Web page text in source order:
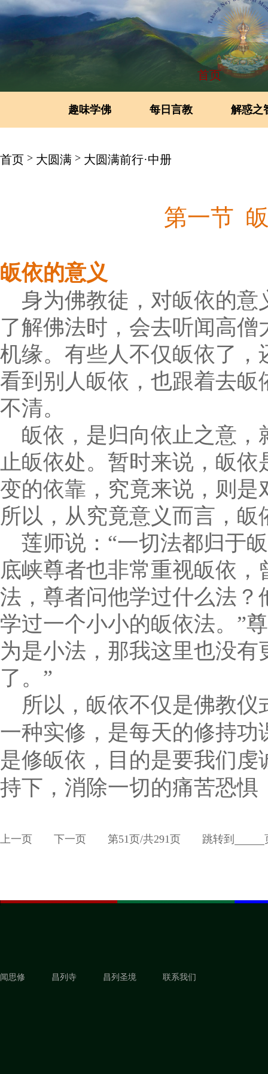
首页
趣味学佛 每日言教 解惑之
首页 > 大圆满 > 大圆满前行·中册
第一节
皈依的意义
身为佛教徒，对皈依的
了解佛法时，会去听闻高
机缘。有些人不仅皈依了
看到别人皈依，也跟着去
不清。
皈依，是归向依止之意
止皈依处。暂时来说，皈
变的依靠，究竟来说，则
所以，从究竟意义而言，皈
莲师说：“一切法都归于
底峡尊者也非常重视皈依
法，尊者问他学过什么法
学过一个小小的皈依法。”
为是小法，那我这里也没
了。”
所以，皈依不仅是佛教
一种实修，是每天的修持
是修皈依，目的是要我们
持下，消除一切的痛苦恐
上一页 下一页 第51页/共291页 跳转到
闻思修 昌列寺 昌列圣境 联系我们